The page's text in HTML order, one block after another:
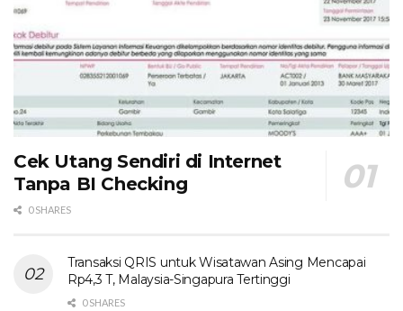
Cek Utang Sendiri di Internet
Tanpa BI Checking
0 SHARES
Transaksi QRIS untuk Wisatawan Asing Mencapai
Rp4,3 T, Malaysia-Singapura Tertinggi
0 SHARES